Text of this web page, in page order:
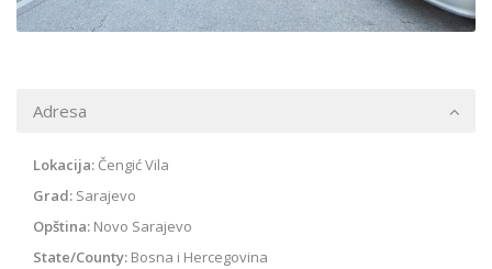
Adresa
Lokacija: Čengić Vila
Grad: Sarajevo
Opština: Novo Sarajevo
State/County: Bosna i Hercegovina